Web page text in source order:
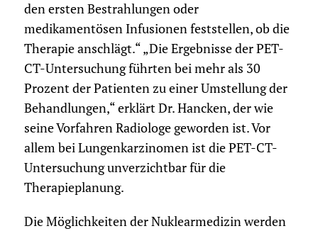
den ersten Bestrahlungen oder
medikamentösen Infusionen feststellen, ob die
Therapie anschlägt.“ „Die Ergebnisse der PET-
CT-Untersuchung führten bei mehr als 30
Prozent der Patienten zu einer Umstellung der
Behandlungen,“ erklärt Dr. Hancken, der wie
seine Vorfahren Radiologe geworden ist. Vor
allem bei Lungenkarzinomen ist die PET-CT-
Untersuchung unverzichtbar für die
Therapieplanung.
Die Möglichkeiten der Nuklearmedizin werden